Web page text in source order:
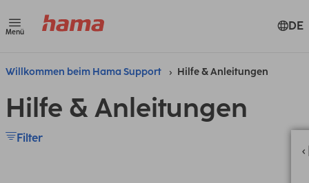
Menü DE
Willkommen beim Hama Support Hilfe & Anleitungen
Hilfe & Anleitungen
Filter